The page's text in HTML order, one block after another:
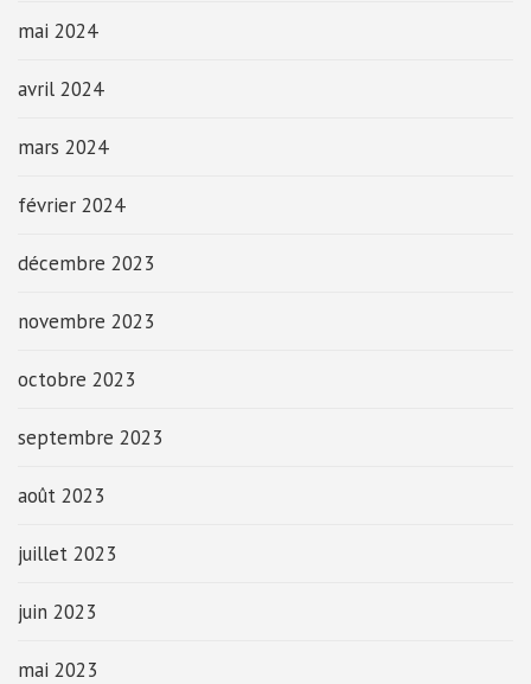
mai 2024
avril 2024
mars 2024
février 2024
décembre 2023
novembre 2023
octobre 2023
septembre 2023
août 2023
juillet 2023
juin 2023
mai 2023